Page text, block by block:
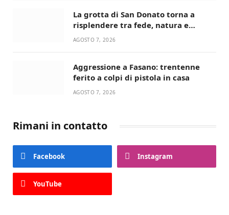
La grotta di San Donato torna a
risplendere tra fede, natura e
devozione
AGOSTO 7, 2026
Aggressione a Fasano: trentenne
ferito a colpi di pistola in casa
AGOSTO 7, 2026
Rimani in contatto
Facebook Instagram
YouTube